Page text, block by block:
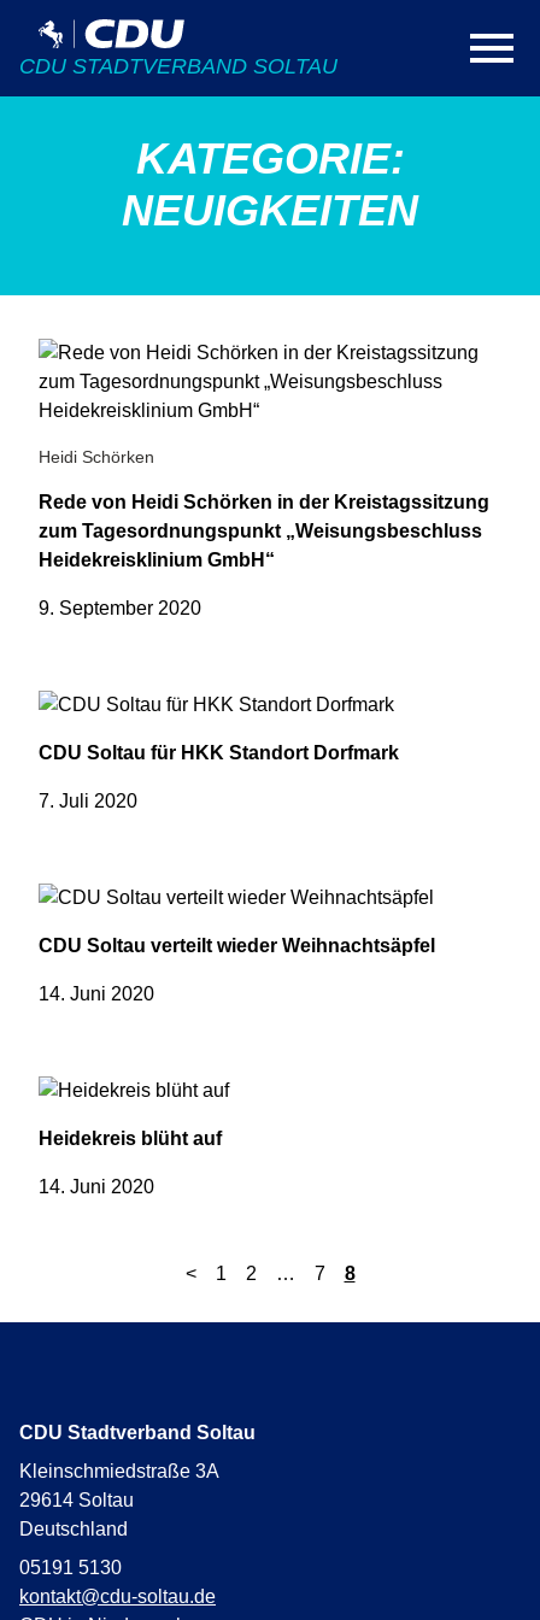
CDU STADTVERBAND SOLTAU
KATEGORIE:
NEUIGKEITEN
Heidi Schörken
Rede von Heidi Schörken in der Kreistagssitzung
zum Tagesordnungspunkt „Weisungsbeschluss
Heidekreisklinium GmbH“
9. September 2020
CDU Soltau für HKK Standort Dorfmark
7. Juli 2020
CDU Soltau verteilt wieder Weihnachtsäpfel
14. Juni 2020
Heidekreis blüht auf
14. Juni 2020
< 1 2 … 7 8
CDU Stadtverband Soltau
Kleinschmiedstraße 3A
29614 Soltau
Deutschland
05191 5130
kontakt@cdu-soltau.de